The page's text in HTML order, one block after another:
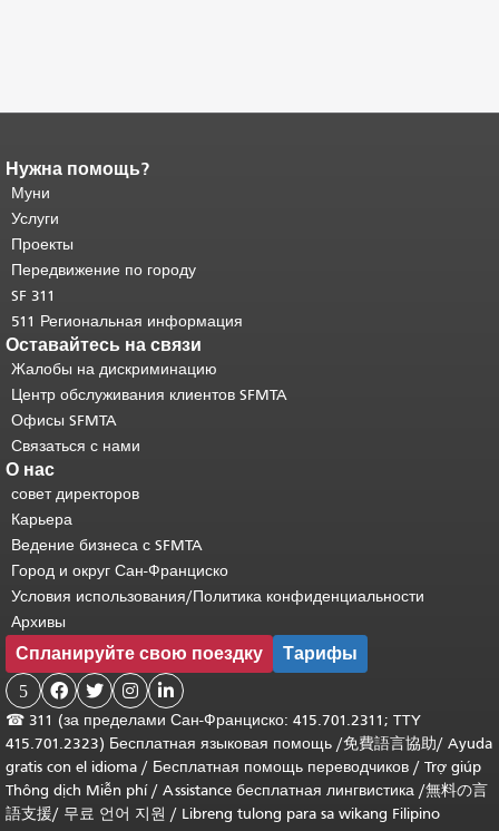
Конец содержимого
страницы.
страницы повторяется на каждой
странице.
основного содержимого .
Нужна помощь?
Муни
Услуги
Проекты
Передвижение по городу
SF 311
511 Региональная информация
Оставайтесь на связи
Жалобы на дискриминацию
Центр обслуживания клиентов SFMTA
Офисы SFMTA
Связаться с нами
О нас
совет директоров
Карьера
Ведение бизнеса с SFMTA
Город и округ Сан-Франциско
Условия использования/Политика конфиденциальности
Архивы
Спланируйте свою поездку Тарифы
5    
☎ 311 (за пределами Сан-Франциско: 415.701.2311; TTY
415.701.2323) Бесплатная языковая помощь /免費語言協助/ Ayuda
gratis con el idioma / Бесплатная помощь переводчиков / Trợ giúp
Thông dịch Miễn phí/ Assistance бесплатная лингвистика /無料の言
語支援/ 무료 언어 지원 / Libreng tulong para sa wikang Filipino